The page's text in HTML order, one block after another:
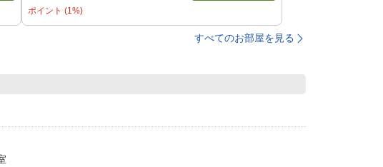
ポイント (1%)
すべてのお部屋を見る